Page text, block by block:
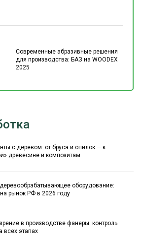
Современные абразивные решения
для производства: БАЗ на WOODEX
2025
с деревом: от бруса и опилок — к
древесине и композитам
оборудование:
рынок РФ в 2026 году
в производстве фанеры: контроль
всех этапах